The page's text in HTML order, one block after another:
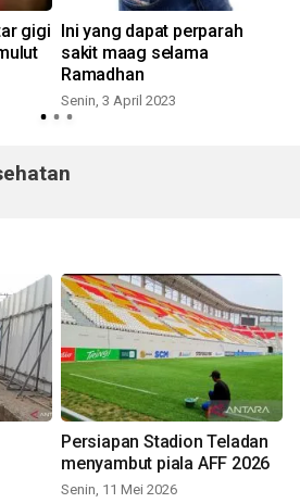
gigi Ini yang dapat perparah
sakit maag selama
Ramadhan
Senin, 3 April 2023
Persiapan Stadion Teladan
menyambut piala AFF 2026
Senin, 11 Mei 2026